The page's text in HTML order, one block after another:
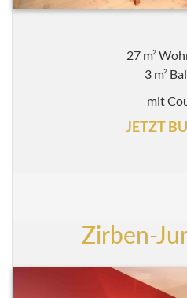
27 m²
3 m²
mit
JETZT
Zirben-